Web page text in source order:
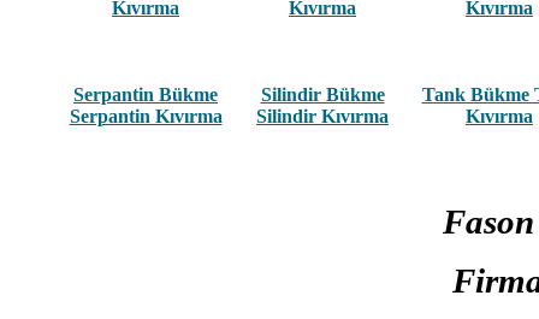
Kıvırma
Kıvırma
Kıvırma
Serpantin Bükme
Serpantin Kıvırma
Silindir Bükme
Silindir Kıvırma
Tank Bükme
Kıvırma